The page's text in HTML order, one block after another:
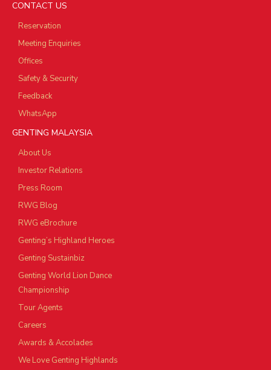
CONTACT US
Reservation
Meeting Enquiries
Offices
Safety & Security
Feedback
WhatsApp
GENTING MALAYSIA
About Us
Investor Relations
Press Room
RWG Blog
RWG eBrochure
Genting’s Highland Heroes
Genting Sustainbiz
Genting World Lion Dance
Championship
Tour Agents
Careers
Awards & Accolades
We Love Genting Highlands